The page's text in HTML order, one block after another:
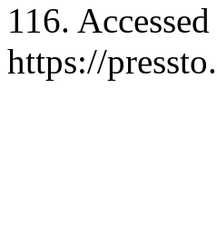
116.
https://